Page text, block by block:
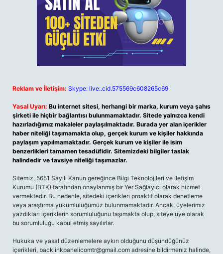
Reklam ve İletişim: Skype: live:.cid.575569c608265c69
Yasal Uyarı: Bu internet sitesi, herhangi bir marka, kurum veya şahıs
şirketi ile hiçbir bağlantısı bulunmamaktadır. Sitede yalnızca kendi
hazırladığımız makaleler paylaşılmaktadır. Burada yer alan içerikler
haber niteliği taşımamakta olup, gerçek kurum ve kişiler hakkında
paylaşım yapılmamaktadır. Gerçek kurum ve kişiler ile isim
benzerlikleri tamamen tesadüfidir. Sitemizdeki bilgiler taslak
halindedir ve tavsiye niteliği taşımazlar.
Sitemiz, 5651 Sayılı Kanun gereğince Bilgi Teknolojileri ve İletişim
Kurumu (BTK) tarafından onaylanmış bir Yer Sağlayıcı olarak hizmet
vermektedir. Bu nedenle, sitedeki içerikleri proaktif olarak denetleme
veya araştırma yükümlülüğümüz bulunmamaktadır. Ancak, üyelerimiz
yazdıkları içeriklerin sorumluluğunu taşımakta olup, siteye üye olarak
bu sorumluluğu kabul etmiş sayılırlar.
Hukuka ve yasal düzenlemelere aykırı olduğunu düşündüğünüz
içerikleri, backlinkpanelicomtr@gmail.com adresine bildirmeniz halinde,